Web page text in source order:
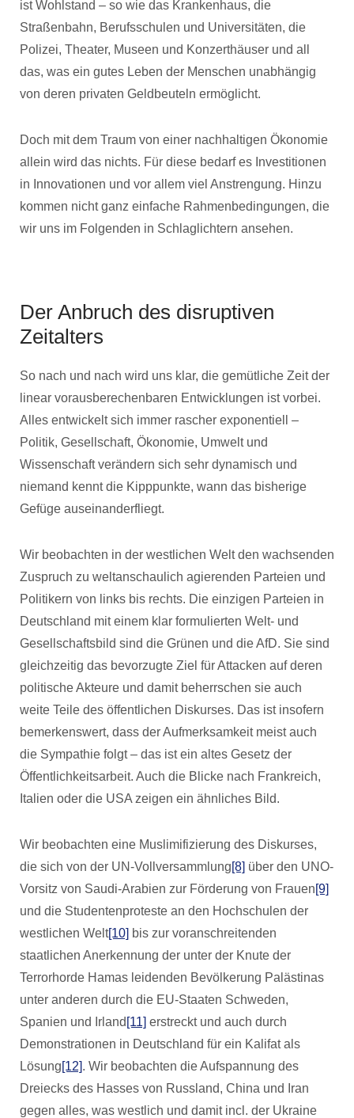
ist Wohlstand – so wie das Krankenhaus, die
Straßenbahn, Berufsschulen und Universitäten, die
Polizei, Theater, Museen und Konzerthäuser und all
das, was ein gutes Leben der Menschen unabhängig
von deren privaten Geldbeuteln ermöglicht.
Doch mit dem Traum von einer nachhaltigen Ökonomie
allein wird das nichts. Für diese bedarf es Investitionen
in Innovationen und vor allem viel Anstrengung. Hinzu
kommen nicht ganz einfache Rahmenbedingungen, die
wir uns im Folgenden in Schlaglichtern ansehen.
Der Anbruch des disruptiven
Zeitalters
So nach und nach wird uns klar, die gemütliche Zeit der
linear vorausberechenbaren Entwicklungen ist vorbei.
Alles entwickelt sich immer rascher exponentiell –
Politik, Gesellschaft, Ökonomie, Umwelt und
Wissenschaft verändern sich sehr dynamisch und
niemand kennt die Kipppunkte, wann das bisherige
Gefüge auseinanderfliegt.
Wir beobachten in der westlichen Welt den wachsenden
Zuspruch zu weltanschaulich agierenden Parteien und
Politikern von links bis rechts. Die einzigen Parteien in
Deutschland mit einem klar formulierten Welt- und
Gesellschaftsbild sind die Grünen und die AfD. Sie sind
gleichzeitig das bevorzugte Ziel für Attacken auf deren
politische Akteure und damit beherrschen sie auch
weite Teile des öffentlichen Diskurses. Das ist insofern
bemerkenswert, dass der Aufmerksamkeit meist auch
die Sympathie folgt – das ist ein altes Gesetz der
Öffentlichkeitsarbeit. Auch die Blicke nach Frankreich,
Italien oder die USA zeigen ein ähnliches Bild.
Wir beobachten eine Muslimifizierung des Diskurses,
die sich von der UN-Vollversammlung[8] über den UNO-
Vorsitz von Saudi-Arabien zur Förderung von Frauen[9]
und die Studentenproteste an den Hochschulen der
westlichen Welt[10] bis zur voranschreitenden
staatlichen Anerkennung der unter der Knute der
Terrorhorde Hamas leidenden Bevölkerung Palästinas
unter anderen durch die EU-Staaten Schweden,
Spanien und Irland [11] erstreckt und auch durch
Demonstrationen in Deutschland für ein Kalifat als
Lösung[12]. Wir beobachten die Aufspannung des
Dreiecks des Hasses von Russland, China und Iran
gegen alles, was westlich und damit incl. der Ukraine